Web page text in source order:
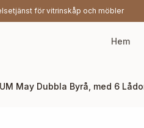
för vitrinskåp och möbler
Hem
May Dubbla Byrå, med 6